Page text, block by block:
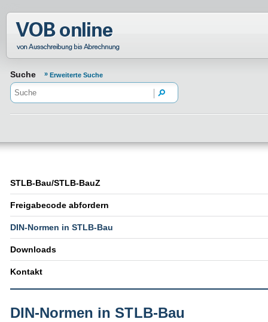
Normenportal Barrierefreiheit
Suche Erweiterte Suche
STLB-Bau/STLB-BauZ
Freigabecode abfordern
DIN-Normen in STLB-Bau
Downloads
Kontakt
DIN-Normen in STLB-Bau